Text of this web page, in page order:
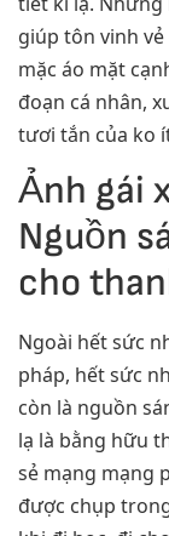
giúp tôn vinh
mặc áo mặt
đoạn cá nhân,
tươi tắn của ko
Ảnh gái
Nguồn
cho
Ngoài hết sức
pháp, hết sức
còn là nguồn
lạ là bằng hữu
sẻ mạng mạng
được chụp